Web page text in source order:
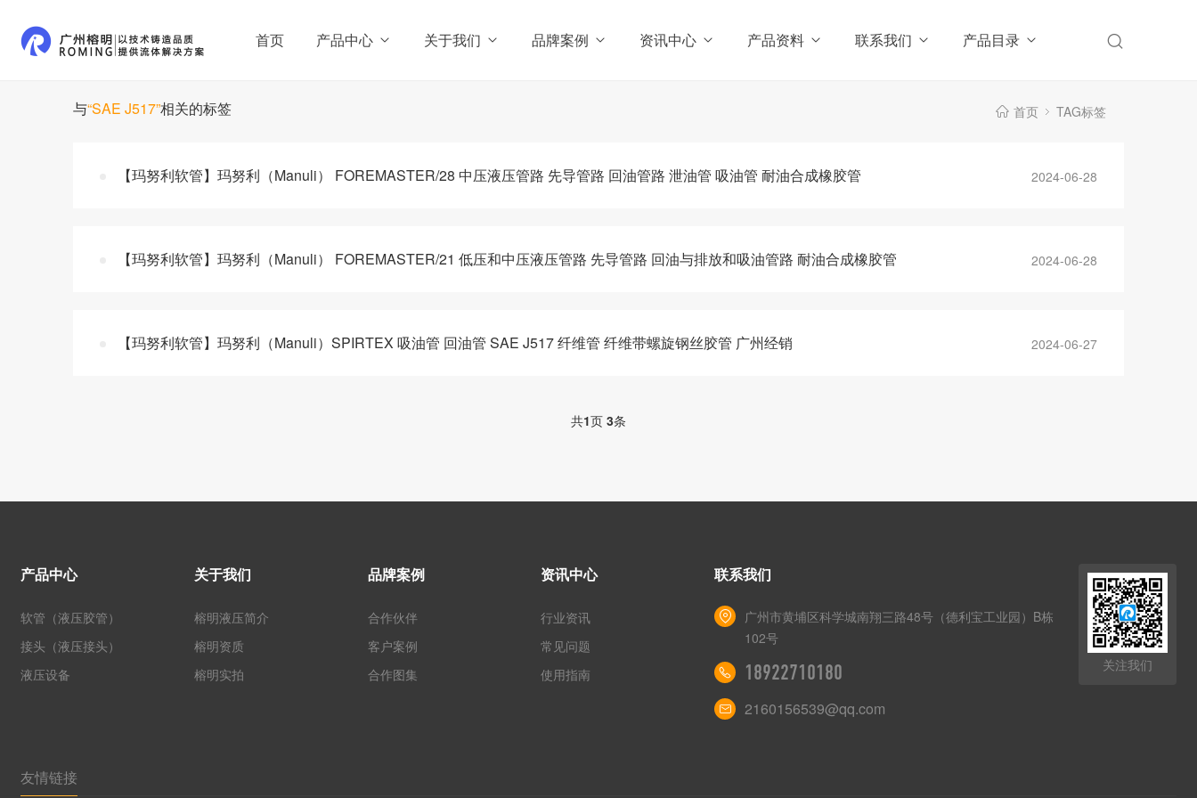
首页 产品中心 关于我们 品牌案例 资讯中心 产品资料 联系我们 产品目录
与“SAE J517”相关的标签 首页 TAG标签
【玛努利软管】玛努利（Manuli） FOREMASTER/28 中压液压管路 先导管路 回油管路 泄油管 吸油管 耐油合成橡胶管 2024-06-28
【玛努利软管】玛努利（Manuli） FOREMASTER/21 低压和中压液压管路 先导管路 回油与排放和吸油管路 耐油合成橡胶管 2024-06-28
【玛努利软管】玛努利（Manuli）SPIRTEX 吸油管 回油管 SAE J517 纤维管 纤维带螺旋钢丝胶管 广州经销 2024-06-27
共1页 3条
产品中心
软管（液压胶管）
接头（液压接头）
液压设备
关于我们
榕明液压简介
榕明资质
榕明实拍
品牌案例
合作伙伴
客户案例
合作图集
资讯中心
行业资讯
常见问题
使用指南
联系我们
广州市黄埔区科学城南翔三路48号（德利宝工业园）B栋
102号
18922710180
2160156539@qq.com
关注我们
友情链接